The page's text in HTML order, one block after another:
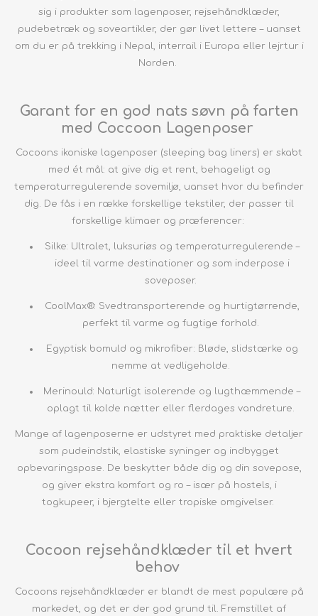
sig i produkter som lagenposer, rejsehåndklæder,
pudebetræk og soveartikler, der gør livet lettere – uanset
om du er på trekking i Nepal, interrail i Europa eller lejrtur i
Norden.
Garant for en god nats søvn på farten
med Coccoon Lagenposer
Cocoons ikoniske lagenposer (sleeping bag liners) er skabt
med ét mål: at give dig et rent, behageligt og
temperaturregulerende sovemiljø, uanset hvor du befinder
dig. De fås i en række forskellige tekstiler, der passer til
forskellige klimaer og præferencer:
Silke: Ultralet, luksuriøs og temperaturregulerende –
ideel til varme destinationer og som inderpose i
soveposer.
CoolMax®: Svedtransporterende og hurtigtørrende,
perfekt til varme og fugtige forhold.
Egyptisk bomuld og mikrofiber: Bløde, slidstærke og
nemme at vedligeholde.
Merinould: Naturligt isolerende og lugthæmmende –
oplagt til kolde nætter eller flerdages vandreture.
Mange af lagenposerne er udstyret med praktiske detaljer
som pudeindstik, elastiske syninger og indbygget
opbevaringspose. De beskytter både dig og din sovepose,
og giver ekstra komfort og ro – især på hostels, i
togkupeer, i bjergtelte eller tropiske omgivelser.
Cocoon rejsehåndklæder til et hvert
behov
Cocoons rejsehåndklæder er blandt de mest populære på
markedet, og det er der god grund til. Fremstillet af